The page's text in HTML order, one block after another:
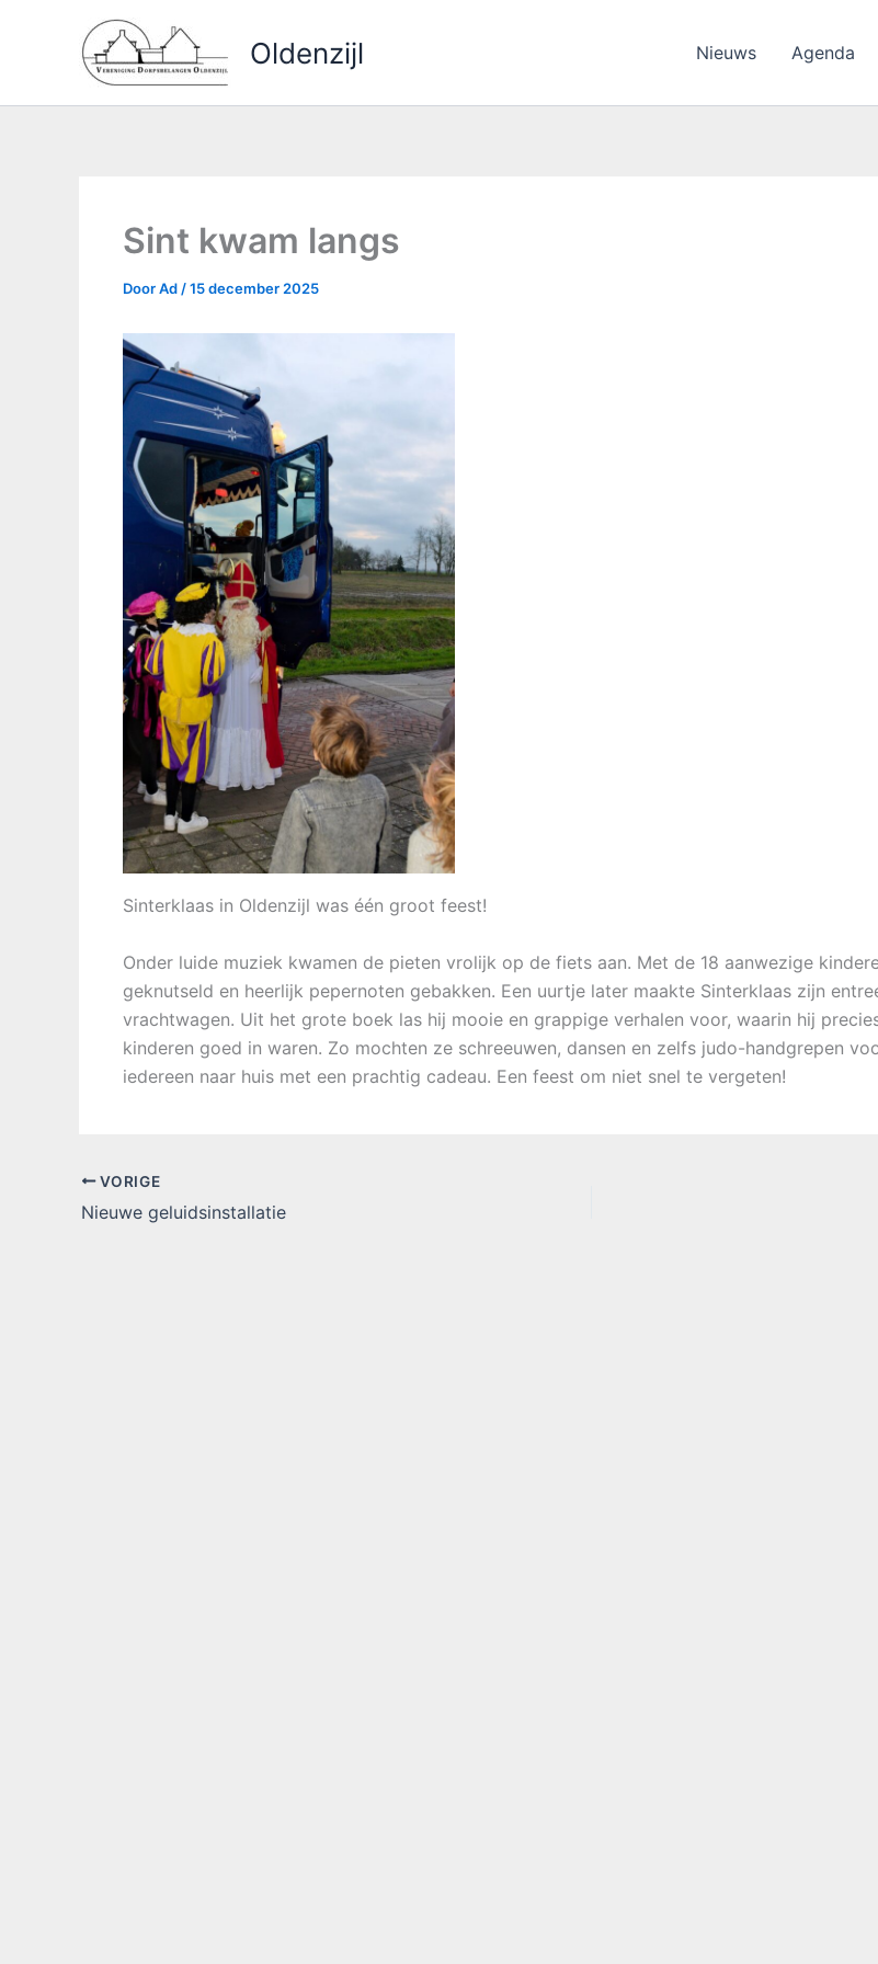
Oldenzijl Nieuws Agenda
Sint kwam langs
DoorAd /15 december 2025
Sinterklaas in Oldenzijl was één groot feest!
Onder luide muziek kwamen de pieten vrolijk op de fiets aan. Met de 18 aanwezige
geknutseld en heerlijk pepernoten gebakken. Een uurtje later maakte Sinterklaas zijn
vrachtwagen. Uit het grote boek las hij mooie en grappige verhalen voor, waarin hij
kinderen goed in waren. Zo mochten ze schreeuwen, dansen en zelfs judo-handgrepen
iedereen naar huis met een prachtig cadeau. Een feest om niet snel te vergeten!
VORIGE
Nieuwe geluidsinstallatie